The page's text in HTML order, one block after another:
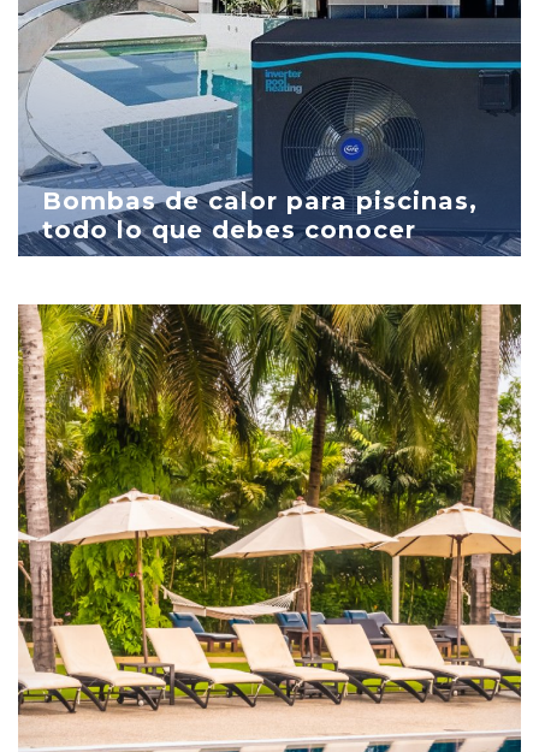
Bombas de calor para piscinas,
todo lo que debes conocer